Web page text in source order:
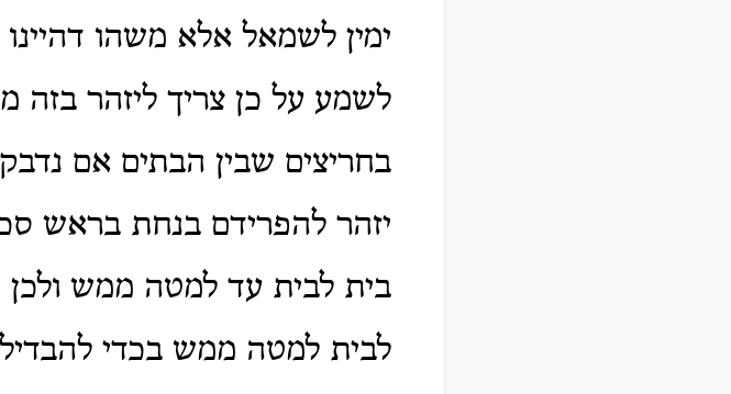
ימין לשמאל אלא משהו דהיינו
לשמע על כן צריך ליזהר בזה
בחריצים שבין הבתים אם
יזהר להפרידם בנחת בראש
בית לבית עד למטה ממש ולכן
לבית למטה ממש בכדי